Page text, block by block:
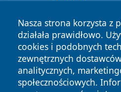
Nasza strona korzysta z
działała prawidłowo.
cookies i podobnych
zewnętrznych
analitycznych,
społecznościowych.